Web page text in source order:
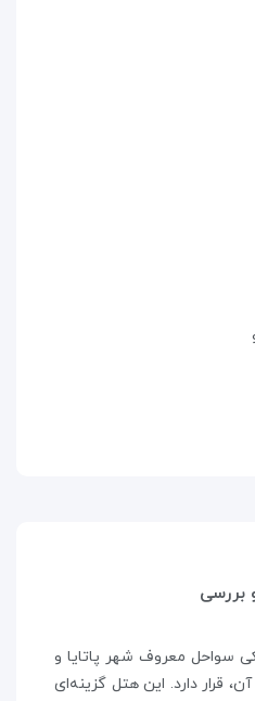
بررسی
سواحل معروف شهر پاتایا و
از آن، قرار دارد. این هتل گزینه‌ای